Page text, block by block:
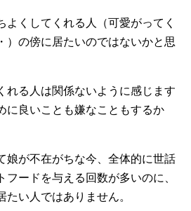
よくしてくれる人（可愛がってく
）の傍に居たいのではないかと思
れる人は関係ないように感じます
に良いことも嫌なこともするか
娘が不在がちな今、全体的に世話
フードを与える回数が多いのに、
い人ではありません。